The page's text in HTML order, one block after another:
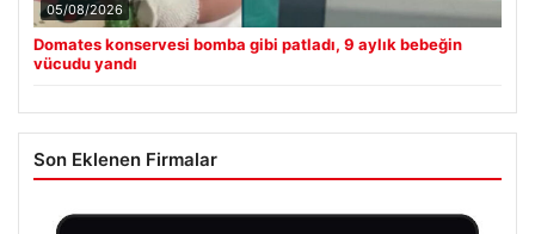
05/08/2026
Domates konservesi bomba gibi patladı, 9 aylık bebeğin
vücudu yandı
Son Eklenen Firmalar